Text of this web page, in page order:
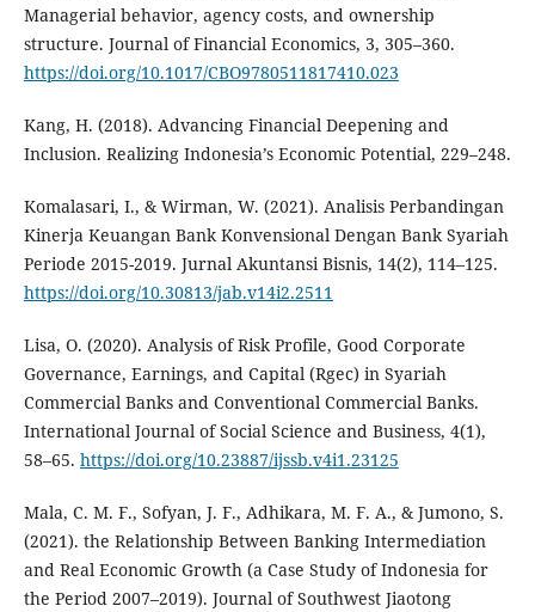
Managerial behavior, agency costs, and ownership
structure. Journal of Financial Economics, 3, 305–360.
https://doi.org/10.1017/CBO9780511817410.023
Kang, H. (2018). Advancing Financial Deepening and
Inclusion. Realizing Indonesia’s Economic Potential, 229–248.
Komalasari, I., & Wirman, W. (2021). Analisis Perbandingan
Kinerja Keuangan Bank Konvensional Dengan Bank Syariah
Periode 2015-2019. Jurnal Akuntansi Bisnis, 14(2), 114–125.
https://doi.org/10.30813/jab.v14i2.2511
Lisa, O. (2020). Analysis of Risk Profile, Good Corporate
Governance, Earnings, and Capital (Rgec) in Syariah
Commercial Banks and Conventional Commercial Banks.
International Journal of Social Science and Business, 4(1),
58–65. https://doi.org/10.23887/ijssb.v4i1.23125
Mala, C. M. F., Sofyan, J. F., Adhikara, M. F. A., & Jumono, S.
(2021). the Relationship Between Banking Intermediation
and Real Economic Growth (a Case Study of Indonesia for
the Period 2007–2019). Journal of Southwest Jiaotong